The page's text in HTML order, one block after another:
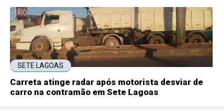
SETE LAGOAS
Carreta atinge radar após motorista desviar de
carro na contramão em Sete Lagoas